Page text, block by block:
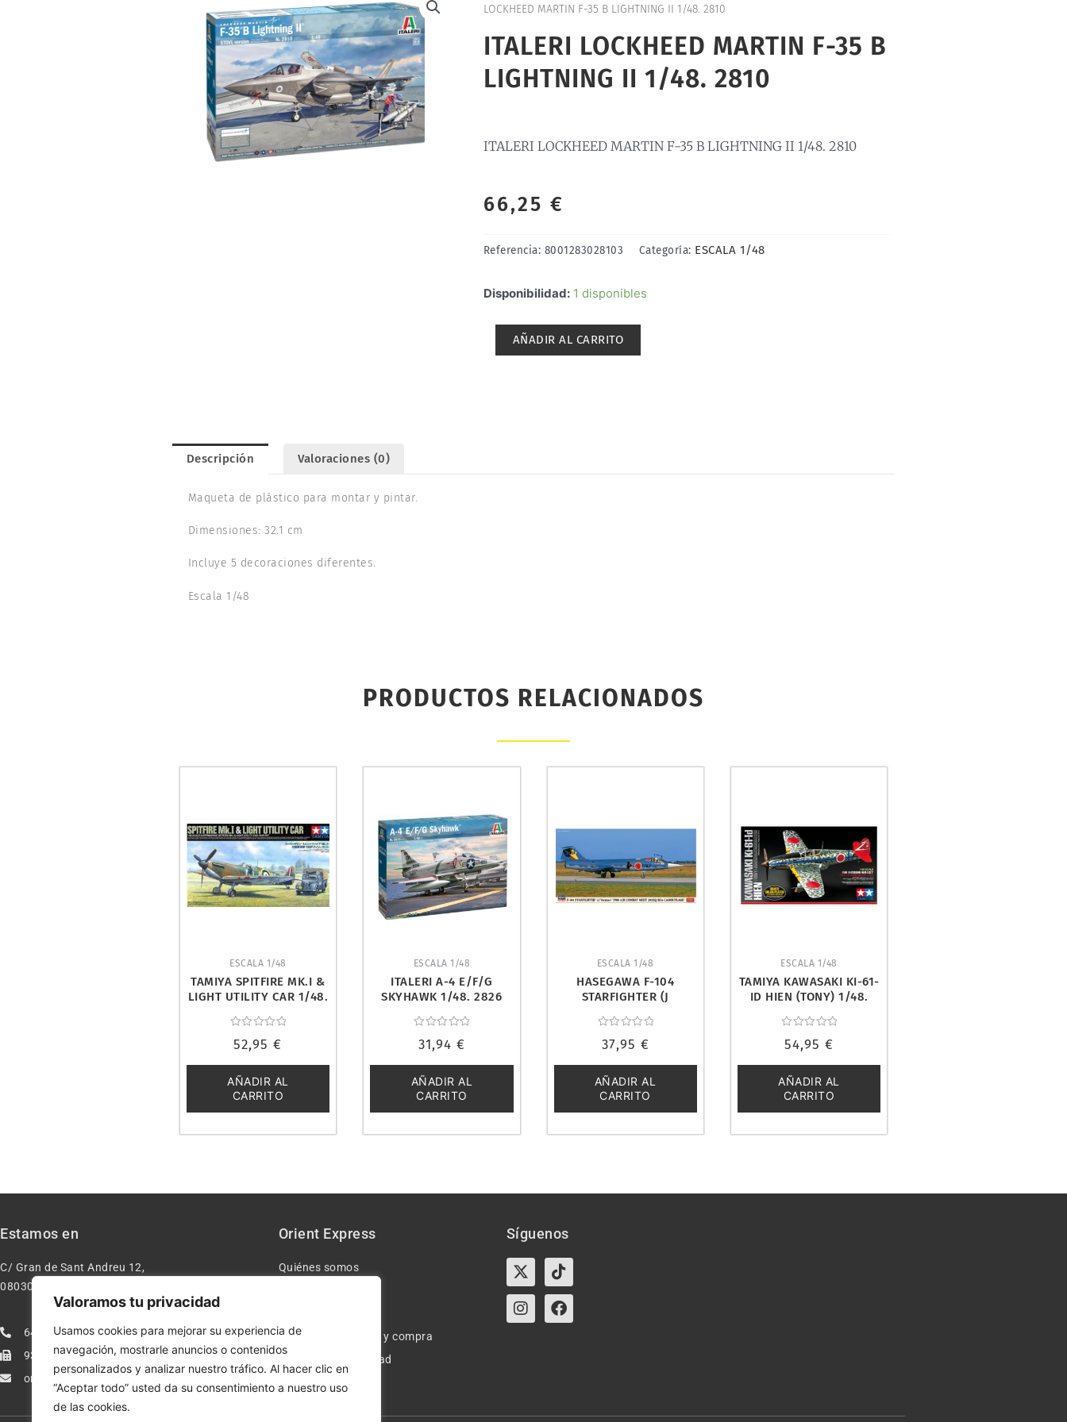
Valoramos tu privacidad
Usamos cookies para mejorar su experiencia de
navegación, mostrarle anuncios o contenidos
personalizados y analizar nuestro tráfico. Al hacer clic en
“Aceptar todo” usted da su consentimiento a nuestro uso
de las cookies.
LOCKHEED MARTIN F-35 B LIGHTNING II 1/48. 2810
ITALERI LOCKHEED MARTIN F-35 B
LIGHTNING II 1/48. 2810
ITALERI LOCKHEED MARTIN F-35 B LIGHTNING II 1/48. 2810
66,25 €
Referencia: 8001283028103 Categoría: ESCALA 1/48
Disponibilidad: 1 disponibles
ITALERI
MARTIN
AÑADIR AL CARRITO
Descripción Valoraciones (0)
Maqueta de plástico para montar y pintar.
Dimensiones: 32.1 cm
Incluye 5 decoraciones diferentes.
Escala 1/48
PRODUCTOS RELACIONADOS
ESCALA 1/48
TAMIYA SPITFIRE MK.I &
LIGHT UTILITY CAR 1/48.
con
de
5
52,95€
AÑADIR AL
CARRITO
ESCALA 1/48
ITALERI A-4 E/F/G
SKYHAWK 1/48. 2826
con
de
5
31,94 €
AÑADIR AL
CARRITO
ESCALA 1/48
HASEGAWA F-104
STARFIGHTER (J
COMBAT MEET 202SQ
SEA
con
de
5
37,95 €
AÑADIR AL
CARRITO
ESCALA 1/48
TAMIYA KAWASAKI KI-61-
ID HIEN (TONY) 1/48.
con
de
5
54,95€
AÑADIR AL
CARRITO
Estamos en
C/ Gran de Sant Andreu 12,
08030 – Barcelona España
640277962
933113005
orientexpressmodelismo@gmail.com
Orient Express
Quiénes somos
Condiciones de uso y compra
Política de privacidad
Política de cookies
Síguenos
X-
twitter
Tiktok
InstagramFacebook